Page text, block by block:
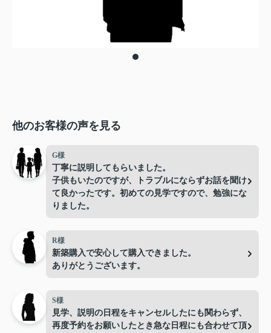
他のお客様の声を見る
G様
丁寧に説明してもらいました。
子供もいたのですが、トラブルにならずお話を聞け
て良かったです。初めての見学ですので、勉強にな
りました。
R様
新築購入で安心して購入できました。
ありがとうございます。
S様
見学、説明の日程をキャンセルしたにも関わらず、
再度予約をお願いしたとき急な日程にも合わせて頂